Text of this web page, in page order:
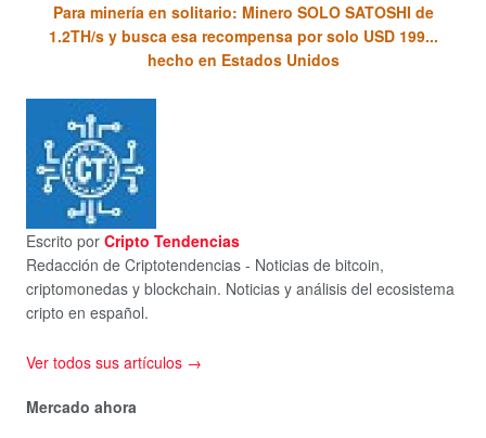
Para minería en solitario: Minero SOLO SATOSHI de
1.2TH/s y busca esa recompensa por solo USD 199...
hecho en Estados Unidos
Escrito por Cripto Tendencias
Redacción de Criptotendencias - Noticias de bitcoin,
criptomonedas y blockchain. Noticias y análisis del ecosistema
cripto en español.
Ver todos sus artículos →
Mercado ahora